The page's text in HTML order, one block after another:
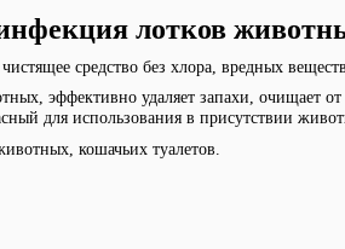
лотков
средство без хлора, вредных
эффективно удаляет запахи, очищает
для использования в присутствии
кошачьих туалетов.